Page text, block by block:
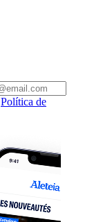
Política de